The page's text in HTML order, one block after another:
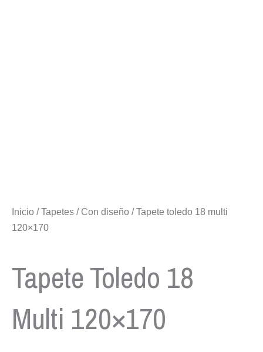
Inicio /Tapetes / Con diseño / Tapete toledo 18 multi
120×170
Tapete Toledo 18
Multi 120×170